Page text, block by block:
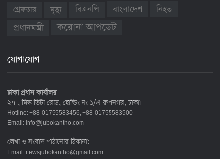
গ্রেফতার
মৃত্যু বিএনপি বাংলাদেশ নিহত
প্রধানমন্ত্রী করোনা আপডেট
যোগাযোগ
ঢাকা প্রধান কার্যালয়
২৭ , মিল্ক ভিটা রোড, হোল্ডিং নং ১/এ রুপনগর, ঢাকা।
Hotline: +88-01755583456, +88-01755583500
Email: info@jubokantho.com
লেখা ও সংবাদ পাঠানোর ঠিকানা:
Email: newsjubokantho@gmail.com